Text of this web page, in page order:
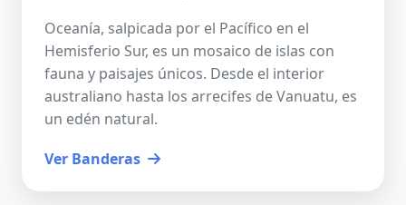
Oceanía, salpicada por el Pacífico en el
Hemisferio Sur, es un mosaico de islas con
fauna y paisajes únicos. Desde el interior
australiano hasta los arrecifes de Vanuatu, es
un edén natural.
Ver Banderas